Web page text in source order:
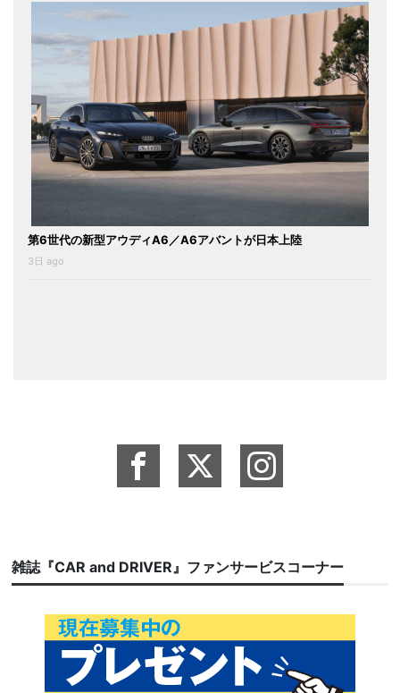
第6世代の新型アウディA6／A6アバントが日本上陸
3日 ago
雑誌『CAR and DRIVER』ファンサービスコーナー